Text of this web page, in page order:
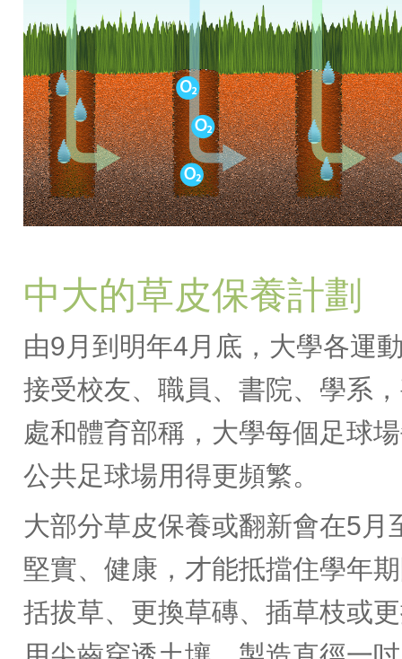
中大的草皮保養計劃
由9月到明年4月底，大學各運
接受校友、職員、書院、學系
處和體育部稱，大學每個足球
公共足球場用得更頻繁。
大部分草皮保養或翻新會在5
堅實、健康，才能抵擋住學年
括拔草、更換草磚、插草枝或